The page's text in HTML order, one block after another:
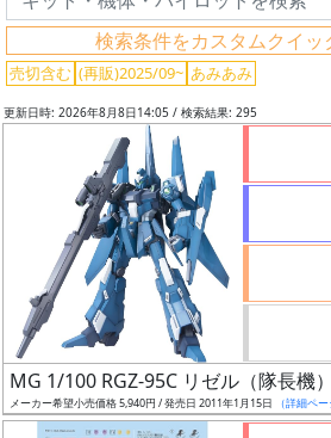
検索条件をカスタムクイッ
売切含む (再販)2025/09~ あみあみ
フ
リ
ー
更新日時: 2026年8月8日14:05 / 検索結果: 295
MG 1/100 RGZ-95C リゼル（隊長機）
メーカー希望小売価格 5,940円 / 発売日 2011年1月15日 （詳細ペー